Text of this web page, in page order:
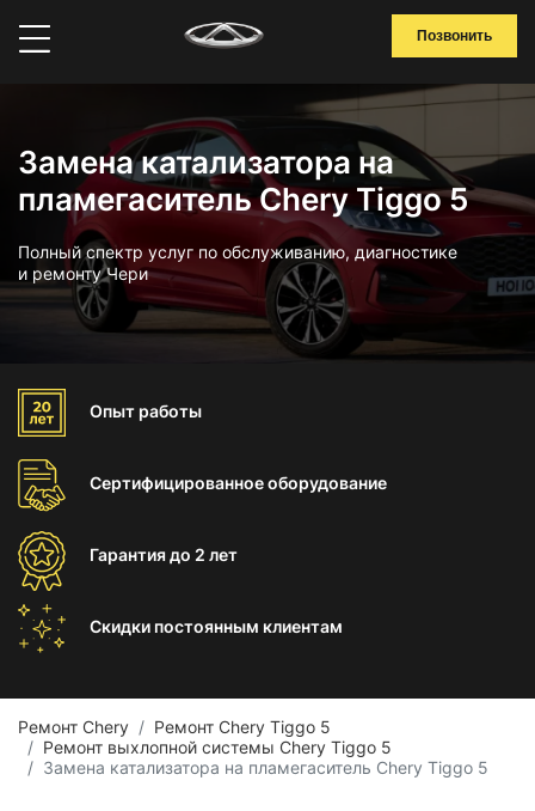
Позвонить
Замена катализатора на
пламегаситель Chery Tiggo 5
Полный спектр услуг по обслуживанию, диагностике
и ремонту Чери
Опыт работы
Сертифицированноеоборудование
Гарантиядо 2 лет
Скидки постоянным клиентам
Ремонт Chery
Ремонт Chery Tiggo 5
Ремонт выхлопной системы Chery Tiggo 5
Замена катализатора на пламегаситель Chery Tiggo 5